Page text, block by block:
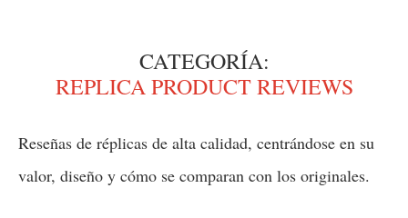
CATEGORÍA:
REPLICA PRODUCT REVIEWS
Reseñas de réplicas de alta calidad, centrándose en su
valor, diseño y cómo se comparan con los originales.